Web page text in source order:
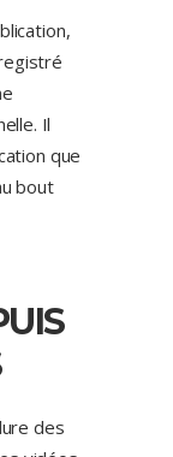
Il
que
bout
des